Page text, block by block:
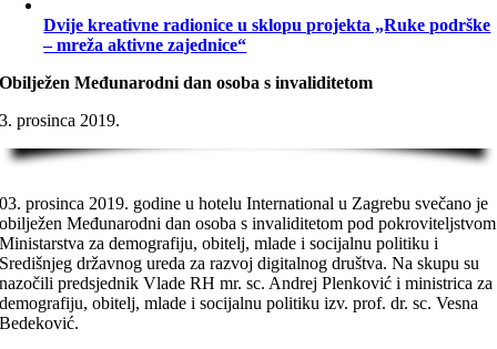
Dvije kreativne radionice u sklopu projekta „Ruke podrške
– mreža aktivne zajednice“
Obilježen Međunarodni dan osoba s invaliditetom
3. prosinca 2019.
03. prosinca 2019. godine u hotelu International u Zagrebu svečano je
obilježen Međunarodni dan osoba s invaliditetom pod pokroviteljstvom
Ministarstva za demografiju, obitelj, mlade i socijalnu politiku i
Središnjeg državnog ureda za razvoj digitalnog društva. Na skupu su
nazočili predsjednik Vlade RH mr. sc. Andrej Plenković i ministrica za
demografiju, obitelj, mlade i socijalnu politiku izv. prof. dr. sc. Vesna
Bedeković.